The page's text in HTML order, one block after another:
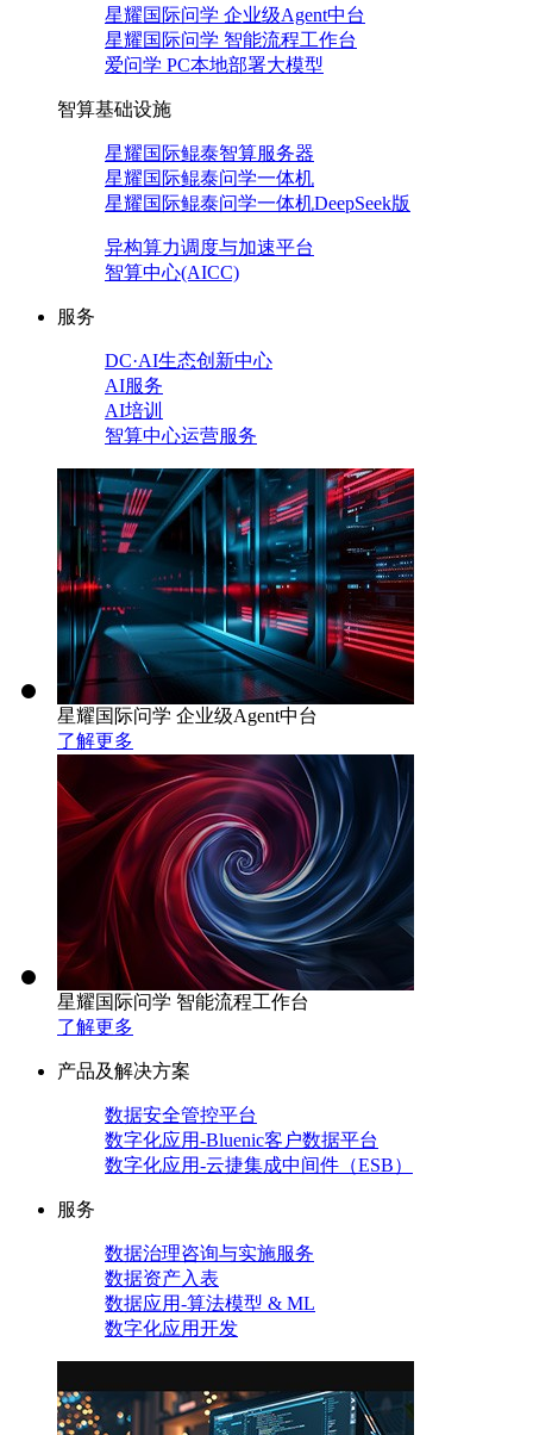
星耀国际问学 企业级Agent中台
星耀国际问学 智能流程工作台
爱问学 PC本地部署大模型
智算基础设施
星耀国际鲲泰智算服务器
星耀国际鲲泰问学一体机
星耀国际鲲泰问学一体机DeepSeek版
异构算力调度与加速平台
智算中心(AICC)
服务
DC·AI生态创新中心
AI服务
AI培训
智算中心运营服务
星耀国际问学 企业级Agent中台
了解更多
星耀国际问学 智能流程工作台
了解更多
产品及解决方案
数据安全管控平台
数字化应用-Bluenic客户数据平台
数字化应用-云捷集成中间件（ESB）
服务
数据治理咨询与实施服务
数据资产入表
数据应用-算法模型 & ML
数字化应用开发